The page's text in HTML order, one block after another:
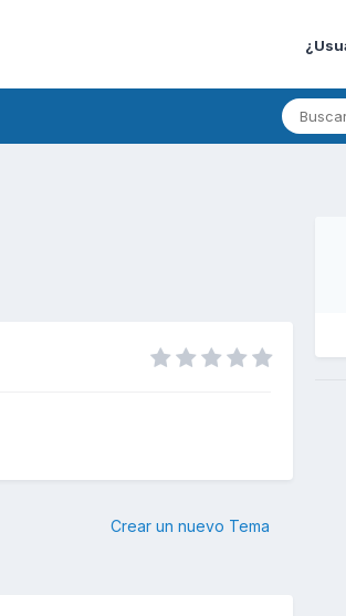
Crear un nuevo Tema